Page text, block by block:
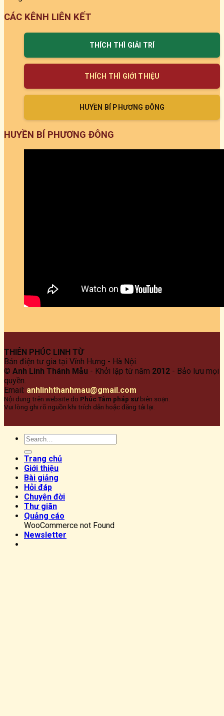
CÁC KÊNH LIÊN KẾT
THÍCH THÌ GIẢI TRÍ
THÍCH THÌ GIỚI THIỆU
HUYỀN BÍ PHƯƠNG ĐÔNG
HUYỀN BÍ PHƯƠNG ĐÔNG
THIÊN PHÚC LINH TỪ
Bản điện tư gia tại Vĩnh Hưng - Hà Nội.
© Anh Linh Thánh Mẫu - Khởi lập từ năm 2012 - Bảo lưu mọi
quyền.
Email: anhlinhthanhmau@gmail.com
Nội dung trên website do Phúc Tâm pháp sưbiên soạn.
Vui lòng ghi rõ nguồn khi trích dẫn hoặc đăng tải lại.
Trang chủ
Giới thiệu
Bài giảng
Hỏi đáp
Chuyện đời
Thư giãn
Quảng cáo
WooCommerce not Found
Newsletter